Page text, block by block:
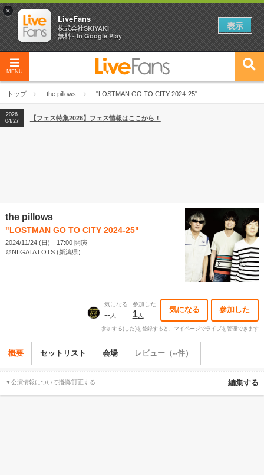
MENU
トップ the pillows "LOSTMAN GO TO CITY 2024-25"
2026
04/27
2026
【ライブ動員ランキング】2026年上半期編発表！
2026
04/27
【フェス特集2026】フェス情報はここから！
the pillows
"LOSTMAN GO TO CITY 2024-25"
2024/11/24 (日) 17:00 開演
＠NIIGATA LOTS (新潟県)
気になる
--人
参加した
1人
気になる 参加した
参加する(した)を登録すると、マイページでライブを管理できます
概要 セットリスト 会場 レビュー（--件）
▼公演情報について指摘/訂正する 編集する
×
LiveFans
株式会社SKIYAKI
無料 - In Google Play
表示